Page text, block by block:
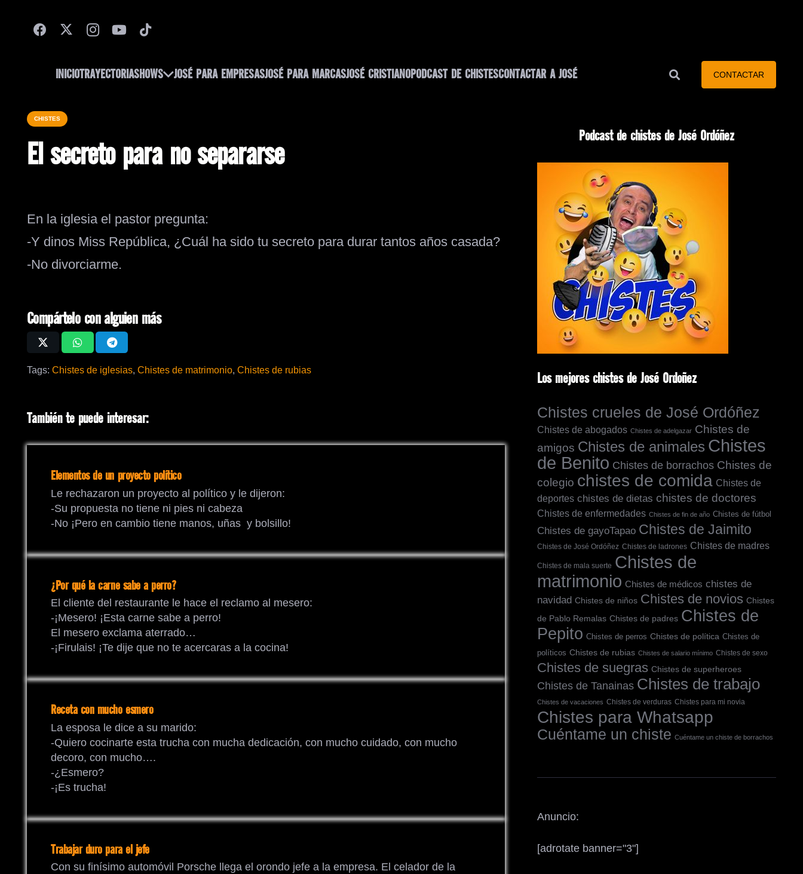
INICIOTRAYECTORIASHOWS JOSÉ PARA EMPRESASJOSÉ PARA MARCASJOSÉ CRISTIANOPODCAST DE CHISTESCONTACTAR A JOSÉ CONTACTAR
CHISTES
El secreto para no separarse
En la iglesia el pastor pregunta:
-Y dinos Miss República, ¿Cuál ha sido tu secreto para durar tantos años casada?
-No divorciarme.
Compártelo con alguien más
Tags: Chistes de iglesias, Chistes de matrimonio, Chistes de rubias
También te puede interesar:
Elementos de un proyecto político
Le rechazaron un proyecto al político y le dijeron:
-Su propuesta no tiene ni pies ni cabeza
-No ¡Pero en cambio tiene manos, uñas y bolsillo!
¿Por qué la carne sabe a perro?
El cliente del restaurante le hace el reclamo al mesero:
-¡Mesero! ¡Esta carne sabe a perro!
El mesero exclama aterrado…
-¡Firulais! ¡Te dije que no te acercaras a la cocina!
Receta con mucho esmero
La esposa le dice a su marido:
-Quiero cocinarte esta trucha con mucha dedicación, con mucho cuidado, con mucho
decoro, con mucho….
-¿Esmero?
-¡Es trucha!
Trabajar duro para el jefe
Con su finísimo automóvil Porsche llega el orondo jefe a la empresa. El celador de la
Podcast de chistes de José Ordóñez
Los mejores chistes de José Ordoñez
Chistes crueles de José Ordóñez
Chistes de abogados Chistes de adelgazar Chistes de
amigos Chistes de animales Chistes
de Benito Chistes de borrachos Chistes de
colegio chistes de comida Chistes de
deportes chistes de dietas chistes de doctores
Chistes de enfermedades Chistes de fin de año Chistes de fútbol
Chistes de gayoTapao Chistes de Jaimito
Chistes de José Ordóñez Chistes de ladrones Chistes de madres
Chistes de mala suerte Chistes de
matrimonio Chistes de médicos chistes de
navidad Chistes de niños Chistes de novios Chistes
de Pablo Remalas Chistes de padres Chistes de
Pepito Chistes de perros Chistes de política Chistes de
políticos Chistes de rubias Chistes de salario mínimo Chistes de sexo
Chistes de suegras Chistes de superheroes
Chistes de Tanainas Chistes de trabajo
Chistes de vacaciones Chistes de verduras Chistes para mi novia
Chistes para Whatsapp
Cuéntame un chiste Cuéntame un chiste de borrachos
Anuncio:
[adrotate banner="3"]